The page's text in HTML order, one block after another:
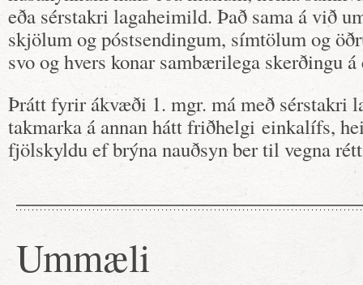
eða sérstakri lagaheimild. Það sama á við
skjölum og póstsendingum, símtölum og
svo og hvers konar sambærilega skerðingu
Þrátt fyrir ákvæði 1. mgr. má með sérstakri
takmarka á annan hátt friðhelgi einkalífs,
fjölskyldu ef brýna nauðsyn ber til vegna
Ummæli